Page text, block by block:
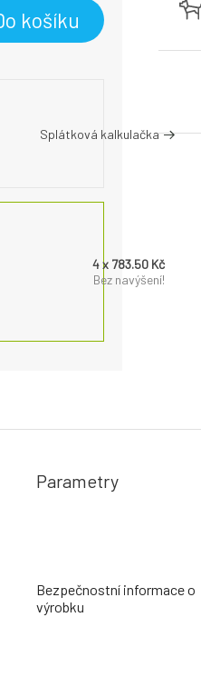
košíku
Splátková kalkulačka
4 x 783.50 Kč
Bez navýšení!
Parametry
Bezpečnostní informace o
výrobku